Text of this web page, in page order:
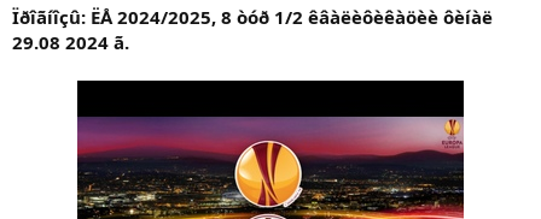
Ïðîãíîçû: ËÅ 2024/2025, 8 òóð 1/2 êâàëèôèêàöèè ôèíàë
29.08 2024 ã.